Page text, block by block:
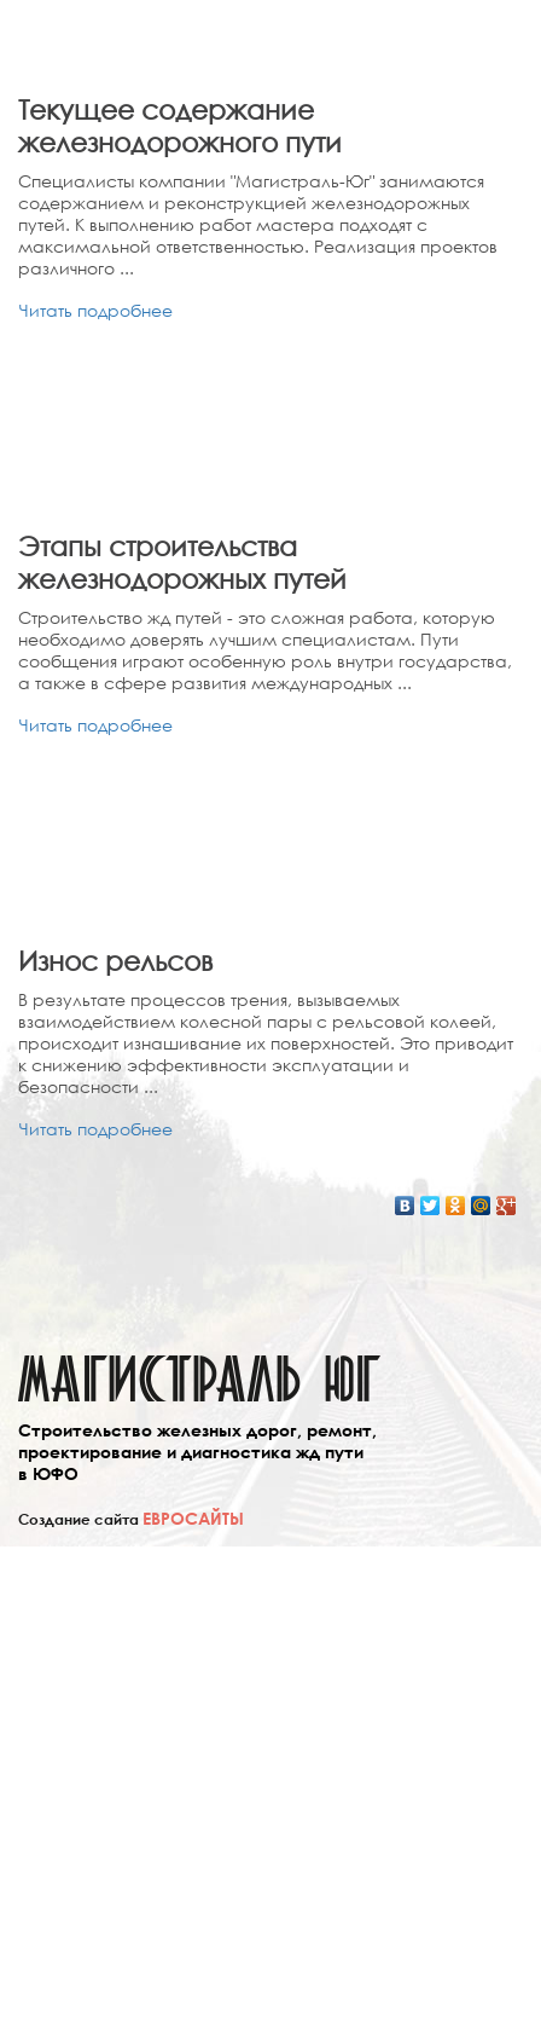
Текущее содержание
железнодорожного пути
Специалисты компании "Магистраль-Юг" занимаются
содержанием и реконструкцией железнодорожных
путей. К выполнению работ мастера подходят с
максимальной ответственностью. Реализация проектов
различного ...
Читать подробнее
Этапы строительства
железнодорожных путей
Строительство жд путей - это сложная работа, которую
необходимо доверять лучшим специалистам. Пути
сообщения играют особенную роль внутри государства,
а также в сфере развития международных ...
Читать подробнее
Износ рельсов
В результате процессов трения, вызываемых
взаимодействием колесной пары с рельсовой колеей,
происходит изнашивание их поверхностей. Это приводит
к снижению эффективности эксплуатации и
безопасности ...
Читать подробнее
Cтроительство железных дорог, ремонт,
проектирование и диагностика жд пути
в ЮФО
Создание сайта ЕВРОСАЙТЫ